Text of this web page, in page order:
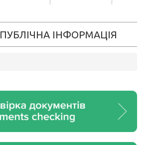
ПУБЛІЧНА ІНФОРМАЦІЯ